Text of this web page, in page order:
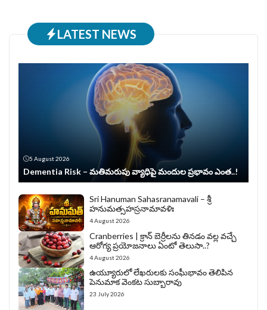
LATEST NEWS
5 August 2026
Dementia Risk – మతిమరుపు వ్యాధిపై మందుల ప్రభావం ఎంత..!
Sri Hanuman Sahasranamavali – శ్రీ
హనుమత్సహస్రనామావళిః
4 August 2026
Cranberries | క్రాన్ బెర్రీల‌ను తిన‌డం వ‌ల్ల వచ్చే
ఆరోగ్య ప్రయోజనాలు ఏంటో తెలుసా..?
4 August 2026
ఉయ్యూరులో లేఖరులకు సంఘీభావం తెలిపిన
పెనుమాక వెంకట సుబ్బారావు
23 July 2026